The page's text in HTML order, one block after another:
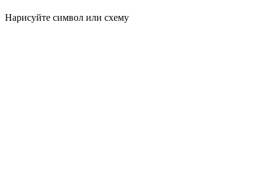
Нарисуйте символ или схему